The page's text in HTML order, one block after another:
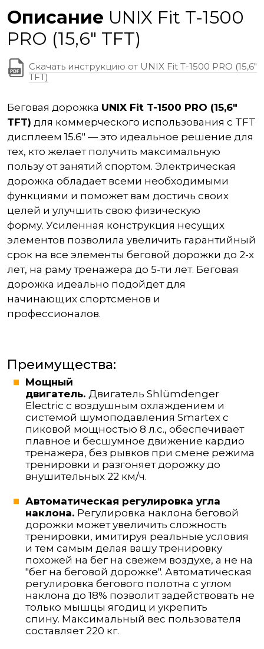
Описание UNIX Fit T-1500
PRO (15,6" TFT)
Скачать инструкцию от UNIX Fit T-1500 PRO (15,6"
TFT)
Беговая дорожка UNIX Fit T-1500 PRO (15,6"
TFT) для коммерческого использования с TFT
дисплеем 15.6" — это идеальное решение для
тех, кто желает получить максимальную
пользу от занятий спортом. Электрическая
дорожка обладает всеми необходимыми
функциями и поможет вам достичь своих
целей и улучшить свою физическую
форму. Усиленная конструкция несущих
элементов позволила увеличить гарантийный
срок на все элементы беговой дорожки до 2-х
лет, на раму тренажера до 5-ти лет. Беговая
дорожка идеально подойдет для
начинающих спортсменов и
профессионалов.
Преимущества:
Мощный
двигатель. Двигатель Shlümdenger
Electric с воздушным охлаждением и
системой шумоподавления Smartex с
пиковой мощностью 8 л.с., обеспечивает
плавное и бесшумное движение кардио
тренажера, без рывков при смене режима
тренировки и разгоняет дорожку до
внушительных 22 км/ч.
Автоматическая регулировка угла
наклона. Регулировка наклона беговой
дорожки может увеличить сложность
тренировки, имитируя реальные условия
и тем самым делая вашу тренировку
похожей на бег на свежем воздухе, а не на
"бег на беговой дорожке". Автоматическая
регулировка бегового полотна с углом
наклона до 18% позволит задействовать не
только мышцы ягодиц и укрепить
спину. Максимальный вес пользователя
составляет 220 кг.